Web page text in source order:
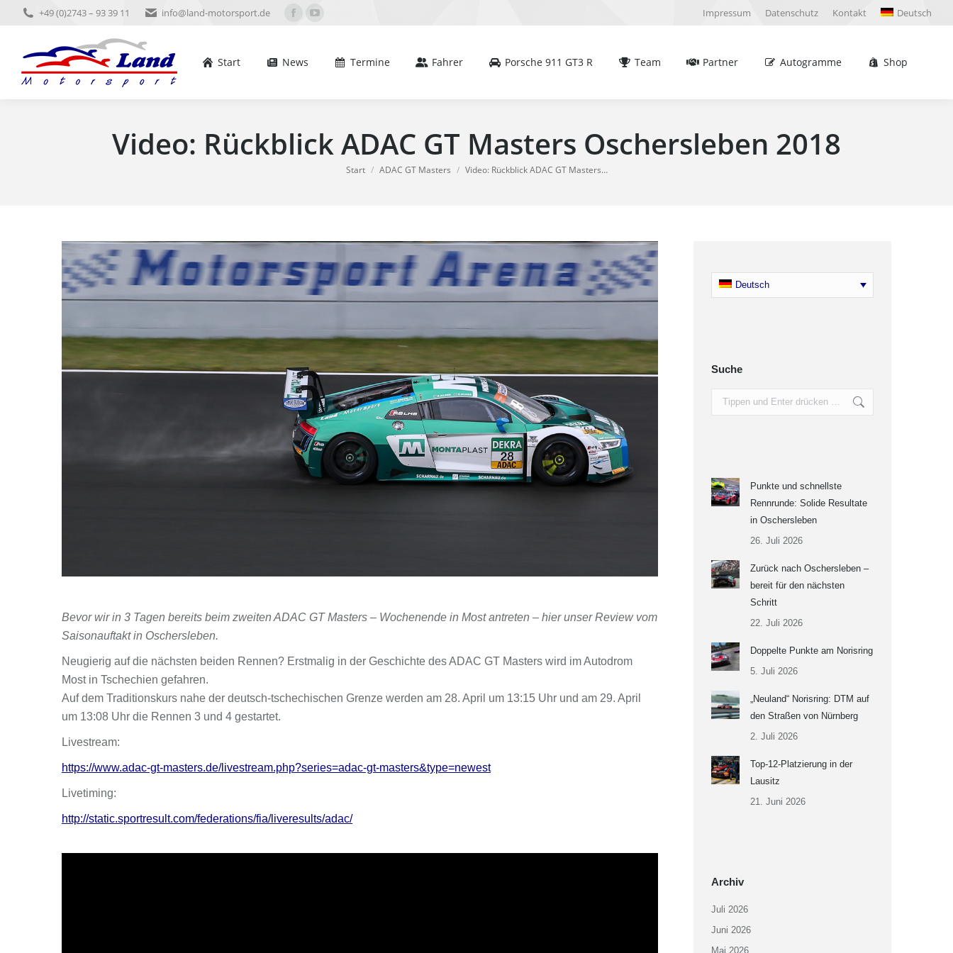
+49 (0)2743 – 93 39 11 info@land-motorsport.de
Facebook
opensopens
Impressum Datenschutz Kontakt Deutsch
Start News Termine Fahrer Porsche 911 GT3 R Team Partner Autogramme Shop
Video: Rückblick ADAC GT Masters Oschersleben 2018
Sie befinden sich hier:
Start ADAC GT Masters Video: Rückblick ADAC GT Masters…
Bevor wir in 3 Tagen bereits beim zweiten ADAC GT Masters – Wochenende in Most antreten – hier unser Review vom
Saisonauftakt in Oschersleben.
Neugierig auf die nächsten beiden Rennen? Erstmalig in der Geschichte des ADAC GT Masters wird im Autodrom
Most in Tschechien gefahren.
Auf dem Traditionskurs nahe der deutsch-tschechischen Grenze werden am 28. April um 13:15 Uhr und am 29. April
um 13:08 Uhr die Rennen 3 und 4 gestartet.
Livestream:
https://www.adac-gt-masters.de/livestream.php?series=adac-gt-masters&type=newest
Livetiming:
http://static.sportresult.com/federations/fia/liveresults/adac/
Deutsch
Suche
Search:
Punkte und schnellste
Rennrunde: Solide Resultate
in Oschersleben
26. Juli 2026
Zurück nach Oschersleben –
bereit für den nächsten
Schritt
22. Juli 2026
Doppelte Punkte am Norisring
5. Juli 2026
„Neuland“ Norisring: DTM auf
den Straßen von Nürnberg
2. Juli 2026
Top-12-Platzierung in der
Lausitz
21. Juni 2026
Archiv
Juli 2026
Juni 2026
Mai 2026
Start News Termine Partner Autogramme Shop